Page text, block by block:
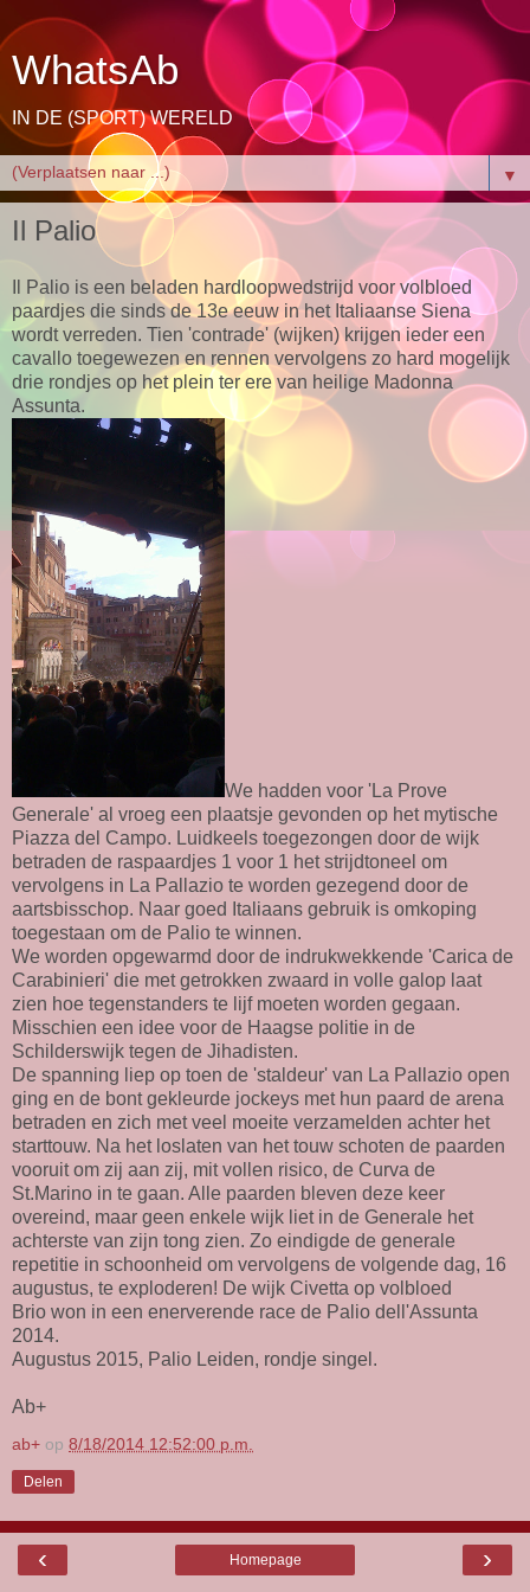
WhatsAb
IN DE (SPORT) WERELD
▼
Il Palio
Il Palio is een beladen hardloopwedstrijd voor volbloed
paardjes die sinds de 13e eeuw in het Italiaanse Siena
wordt verreden. Tien 'contrade' (wijken) krijgen ieder een
cavallo toegewezen en rennen vervolgens zo hard mogelijk
drie rondjes op het plein ter ere van heilige Madonna
Assunta.
We hadden voor 'La Prove
Generale' al vroeg een plaatsje gevonden op het mytische
Piazza del Campo. Luidkeels toegezongen door de wijk
betraden de raspaardjes 1 voor 1 het strijdtoneel om
vervolgens in La Pallazio te worden gezegend door de
aartsbisschop. Naar goed Italiaans gebruik is omkoping
toegestaan om de Palio te winnen.
We worden opgewarmd door de indrukwekkende 'Carica de
Carabinieri' die met getrokken zwaard in volle galop laat
zien hoe tegenstanders te lijf moeten worden gegaan.
Misschien een idee voor de Haagse politie in de
Schilderswijk tegen de Jihadisten.
De spanning liep op toen de 'staldeur' van La Pallazio open
ging en de bont gekleurde jockeys met hun paard de arena
betraden en zich met veel moeite verzamelden achter het
starttouw. Na het loslaten van het touw schoten de paarden
vooruit om zij aan zij, mit vollen risico, de Curva de
St.Marino in te gaan. Alle paarden bleven deze keer
overeind, maar geen enkele wijk liet in de Generale het
achterste van zijn tong zien. Zo eindigde de generale
repetitie in schoonheid om vervolgens de volgende dag, 16
augustus, te exploderen! De wijk Civetta op volbloed
Brio won in een enerverende race de Palio dell'Assunta
2014.
Augustus 2015, Palio Leiden, rondje singel.
Ab+
ab+ op 8/18/2014 12:52:00 p.m.
Delen
‹ ›
Homepage